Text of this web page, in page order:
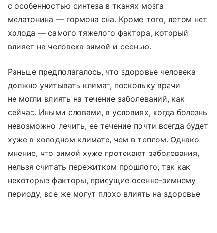
с особенностью синтеза в тканях мозга
мелатонина — гормона сна. Кроме того, летом нет
холода — самого тяжелого фактора, который
влияет на человека зимой и осенью.
Раньше предполагалось, что здоровье человека
должно учитывать климат, поскольку врачи
не могли влиять на течение заболеваний, как
сейчас. Иными словами, в условиях, когда болезнь
невозможно лечить, ее течение почти всегда будет
хуже в холодном климате, чем в теплом. Однако
мнение, что зимой хуже протекают заболевания,
нельзя считать пережитком прошлого, так как
некоторые факторы, присущие осенне-зимнему
периоду, все же могут плохо влиять на здоровье.